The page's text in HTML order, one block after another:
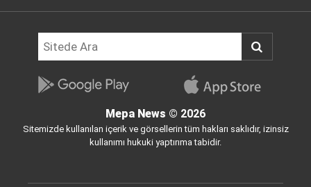
Mepa News © 2026
Sitemizde kullanılan içerik ve görsellerin tüm hakları saklıdır, izinsiz
kullanımı hukuki yaptırıma tabidir.